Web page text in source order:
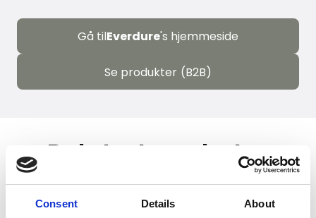
Consent Details About
Gå tilEverdure's hjemmeside
Se produkter (B2B)
Relaterte nyheter